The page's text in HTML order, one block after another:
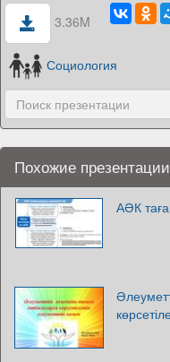
3.36M
Социология
Похожие
АӘК